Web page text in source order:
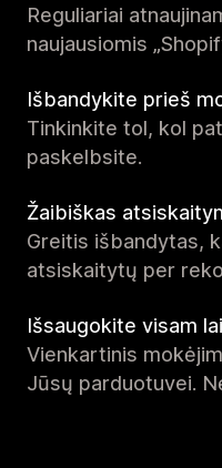
Reguliariai
naujausiomis
Išbandykite prieš
Tinkinkite tol, kol
paskelbsite.
Žaibiškas
Greitis išbandytas,
atsiskaitytų per
Išsaugokite visam
Vienkartinis
Jūsų parduotuvei.